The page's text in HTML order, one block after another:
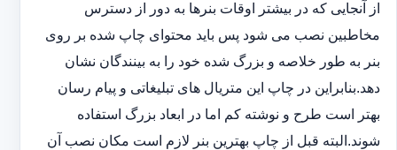
از آنجایی که در بیشتر اوقات بنرها به دور از دسترس
مخاطبین نصب می شود پس باید محتوای چاپ شده بر روی
بنر به طور خلاصه و بزرگ شده خود را به بینندگان نشان
دهد.بنابراین در چاپ این متریال های تبلیغاتی و پیام رسان
بهتر است طرح و نوشته کم اما در ابعاد بزرگ استفاده
شوند.البته قبل از چاپ بهترین بنر لازم است مکان نصب آن